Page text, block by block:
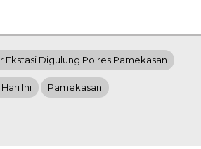
Ekstasi Digulung Polres Pamekasan
Ini Pamekasan